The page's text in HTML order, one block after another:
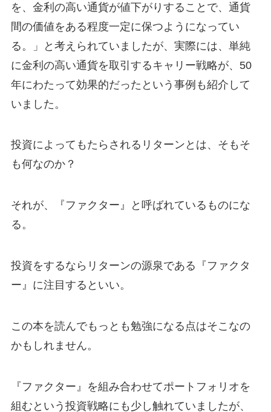
を、金利の高い通貨が値下がりすることで、通貨
間の価値をある程度一定に保つようになってい
る。」と考えられていましたが、実際には、単純
に金利の高い通貨を取引するキャリー戦略が、50
年にわたって効果的だったという事例も紹介して
いました。
投資によってもたらされるリターンとは、そもそ
も何なのか？
それが、『ファクター』と呼ばれているものにな
る。
投資をするならリターンの源泉である『ファクタ
ー』に注目するといい。
この本を読んでもっとも勉強になる点はそこなの
かもしれません。
『ファクター』を組み合わせてポートフォリオを
組むという投資戦略にも少し触れていましたが、